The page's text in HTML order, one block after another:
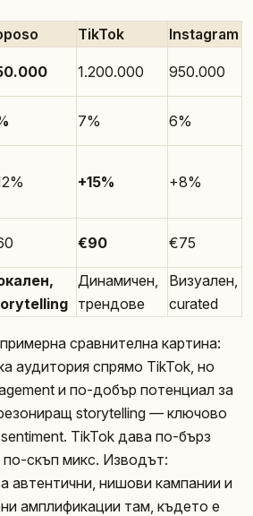
TikTok
Instagram
1.200.000 950.000
7% 6%
+15% +8%
€90 €75
Динамичен,
трендове
Визуален,
curated
сравнителна картина:
аудитория спрямо TikTok, но
и по-добър потенциал за
storytelling — ключово
TikTok дава по-бърз
по-скъп микс. Изводът:
автентични, нишови кампании и
амплификации там, където е